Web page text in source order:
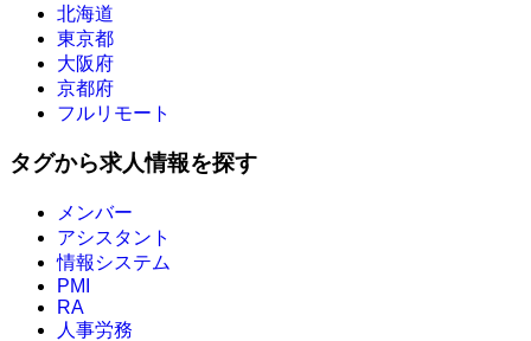
北海道
東京都
大阪府
京都府
フルリモート
タグから求人情報を探す
メンバー
アシスタント
情報システム
PMI
RA
人事労務